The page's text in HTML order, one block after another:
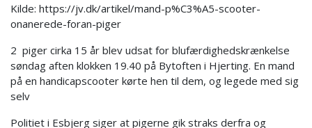
Kilde: https://jv.dk/artikel/mand-p%C3%A5-scooter-
onanerede-foran-piger
2 piger cirka 15 år blev udsat for blufærdighedskrænkelse
søndag aften klokken 19.40 på Bytoften i Hjerting. En mand
på en handicapscooter kørte hen til dem, og legede med sig
selv
Politiet i Esbjerg siger at pigerne gik straks derfra og